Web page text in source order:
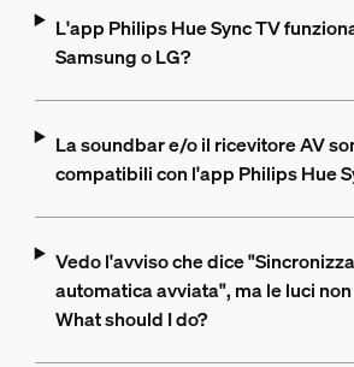
L'app Philips Hue Sync TV
Samsung o LG?
La soundbar e/o il ricevitore AV
compatibili con l'app Philips Hue
Vedo l'avviso che dice
automatica avviata", ma le luci
What should I do?